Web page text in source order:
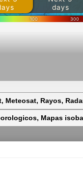
Meteosat, Rayos,
Mapas